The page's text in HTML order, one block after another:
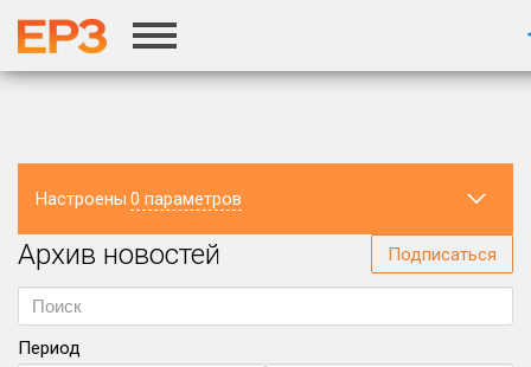
г.Москва
Настроены 0 параметров
Регион
Архив новостей Подписаться
Период